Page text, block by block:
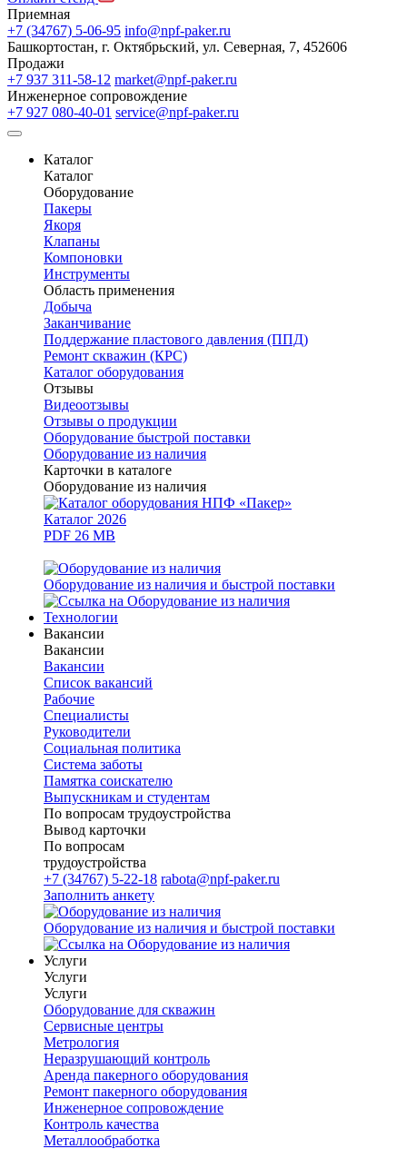
Приемная
+7 (34767) 5-06-95 info@npf-paker.ru
Башкортостан, г. Октябрьский, ул. Северная, 7, 452606
Продажи
+7 937 311-58-12 market@npf-paker.ru
Инженерное сопровождение
+7 927 080-40-01 service@npf-paker.ru
Каталог
Каталог
Оборудование
Пакеры
Якоря
Клапаны
Компоновки
Инструменты
Область применения
Добыча
Заканчивание
Поддержание пластового давления (ППД)
Ремонт скважин (КРС)
Каталог оборудования
Отзывы
Видеоотзывы
Отзывы о продукции
Оборудование быстрой поставки
Оборудование из наличия
Карточки в каталоге
Оборудование из наличия
Каталог 2026
PDF 26 MB
Оборудование из наличия и быстрой поставки
Технологии
Вакансии
Вакансии
Вакансии
Список вакансий
Рабочие
Специалисты
Руководители
Cоциальная политика
Система заботы
Памятка соискателю
Выпускникам и студентам
По вопросам трудоустройства
Вывод карточки
По вопросам
трудоустройства
+7 (34767) 5-22-18 rabota@npf-paker.ru
Заполнить анкету
Оборудование из наличия и быстрой поставки
Услуги
Услуги
Услуги
Оборудование для скважин
Сервисные центры
Метрология
Неразрушающий контроль
Аренда пакерного оборудования
Ремонт пакерного оборудования
Инженерное сопровождение
Контроль качества
Металлообработка